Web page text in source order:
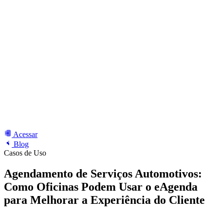
Acessar
Blog
Casos de Uso
Agendamento de Serviços Automotivos:
Como Oficinas Podem Usar o eAgenda
para Melhorar a Experiência do Cliente